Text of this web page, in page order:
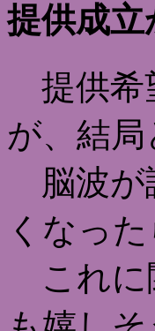
提供成立
提供希
が、結
脳波が
くなっ
これに